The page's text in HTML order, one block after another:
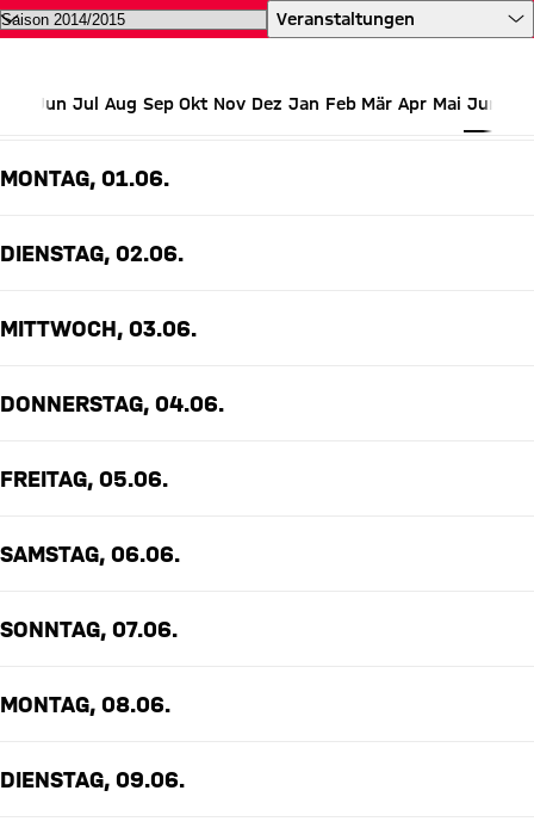
Alle Termine des FC Bayern
Veranstaltungen
Jun Jul Aug Sep Okt Nov Dez Jan Feb Mär Apr Mai Jun
JUNI 2015
MONTAG, 01.06.
DIENSTAG, 02.06.
MITTWOCH, 03.06.
DONNERSTAG, 04.06.
FREITAG, 05.06.
SAMSTAG, 06.06.
SONNTAG, 07.06.
MONTAG, 08.06.
DIENSTAG, 09.06.